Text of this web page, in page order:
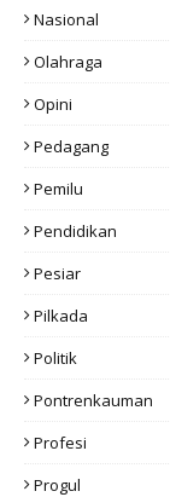
Nasional
Olahraga
Opini
Pedagang
Pemilu
Pendidikan
Pesiar
Pilkada
Politik
Pontrenkauman
Profesi
Progul